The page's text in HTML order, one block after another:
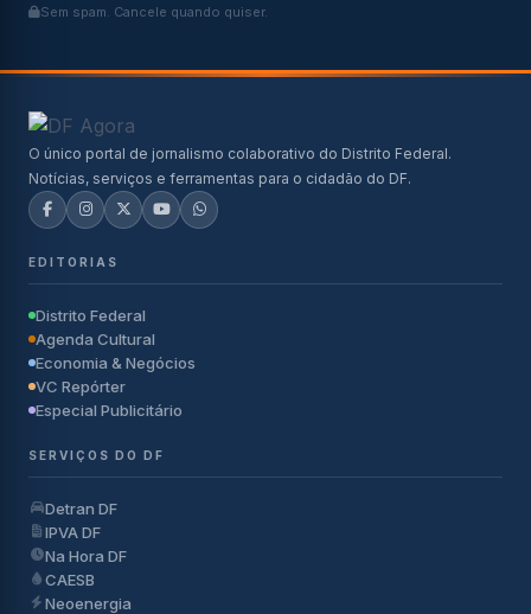
Sem spam. Cancele quando quiser.
O único portal de jornalismo colaborativo do Distrito Federal.
Notícias, serviços e ferramentas para o cidadão do DF.
EDITORIAS
Distrito Federal
Agenda Cultural
Economia & Negócios
VC Repórter
Especial Publicitário
SERVIÇOS DO DF
Detran DF
IPVA DF
Na Hora DF
CAESB
Neoenergia